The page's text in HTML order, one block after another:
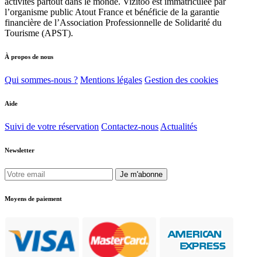
l’organisme public Atout France et bénéficie de la garantie
financière de l’Association Professionnelle de Solidarité du
Tourisme (APST).
À propos de nous
Qui sommes-nous ? Mentions légales Gestion des cookies
Aide
Suivi de votre réservation Contactez-nous Actualités
Newsletter
Je m'abonne
Moyens de paiement